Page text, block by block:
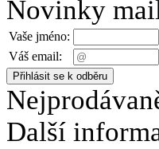
Novinky
Vaše jméno:
Váš email:
Další